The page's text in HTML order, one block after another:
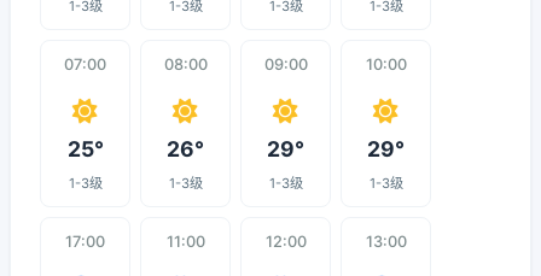
1-3级 1-3级 1-3级 1-3级
07:00
25°
1-3级
08:00
26°
1-3级
09:00
29°
1-3级
10:00
29°
1-3级
17:00 11:00 12:00 13:00